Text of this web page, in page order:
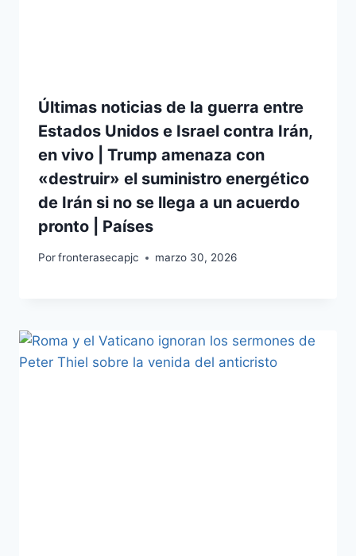
Últimas noticias de la guerra entre
Estados Unidos e Israel contra Irán,
en vivo | Trump amenaza con
«destruir» el suministro energético
de Irán si no se llega a un acuerdo
pronto | Países
Porfronterasecapjc marzo 30, 2026